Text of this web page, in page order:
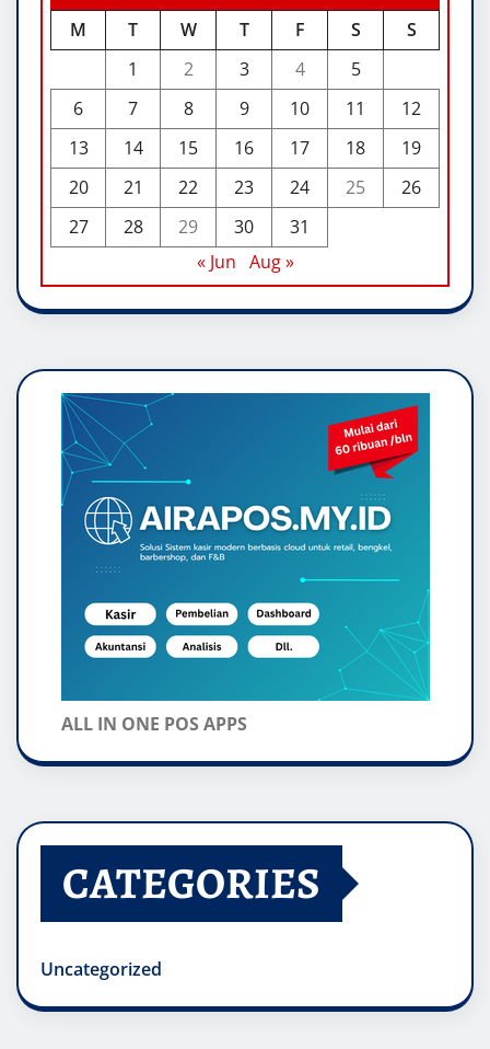
M
T W T F S
S
1
2 3 4
5
6
7 8 9 10 11
12
13
14 15 16 17 18
19
20
21 22 23 24 25
26
27
28 29 30
31
« Jun Aug »
ALL IN ONE POS APPS
CATEGORIES
Uncategorized